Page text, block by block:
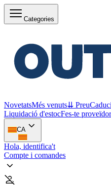
Categories
NovetatsMés venuts⇊ Preu
Liquidació d'estocFes-te proveïdor
CA
Hola, identifica't
Compte i comandes